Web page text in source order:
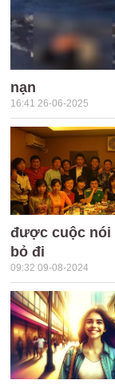
nạn
16:41 26-06-2025
được cuộc nói
bỏ đi
09:32 09-08-2024